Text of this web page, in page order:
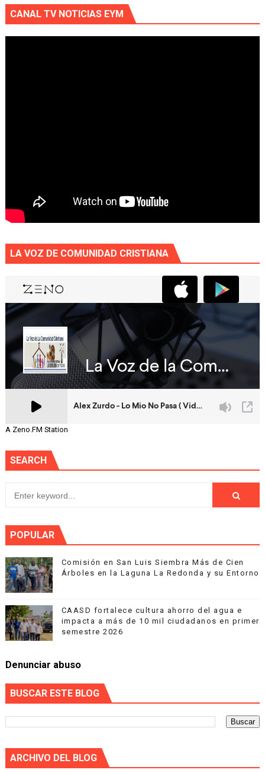
CANAL TV NOTICIAS EYM
LA VOZ DE COMUNIDAD CRISTIANA
A Zeno.FM Station
SEARCH
POPULAR
Comisión en San Luis Siembra Más de Cien
Árboles en la Laguna La Redonda y su Entorno
CAASD fortalece cultura ahorro del agua e
impacta a más de 10 mil ciudadanos en primer
semestre 2026
Denunciar abuso
BUSCAR ESTE BLOG
ARCHIVO DEL BLOG